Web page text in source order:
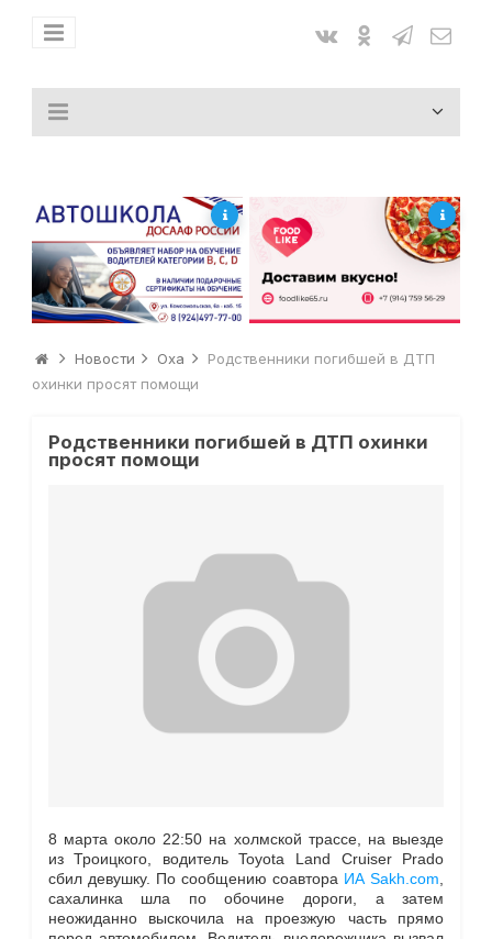
Новости Оха
Родственники погибшей в ДТП
охинки просят помощи
Родственники погибшей в ДТП охинки
просят помощи
8 марта около 22:50 на холмской трассе, на выезде
из Троицкого, водитель Toyota Land Cruiser Prado
сбил девушку. По сообщению соавтора ИА Sakh.com
сахалинка шла по обочине дороги, а затем
неожиданно выскочила на проезжую часть прямо